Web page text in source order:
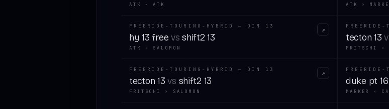
ATK × ATK ATK ×
FREERIDE-TOURING-HYBRID — DIN 13
hy 13 free vs shift2 13
ATK × SALOMON
↗
tecton 13
FRITSCHI ×
FREERIDE-TOURING-HYBRID — DIN 13
tecton 13 vs shift2 13
FRITSCHI × SALOMON
↗
duke pt 16
MARKER ×